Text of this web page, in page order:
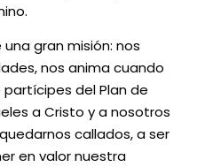
gran misión: nos
nos anima cuando
del Plan de
a Cristo y a nosotros
callados, a ser
en valor nuestra